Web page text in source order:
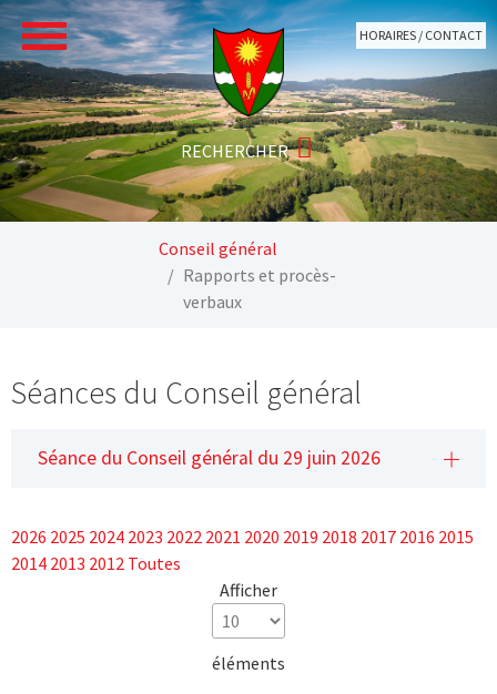
Aller au contenu principal
HORAIRES / CONTACT
Conseil général
Rapports et procès-
verbaux
Séances du Conseil général
Séance du Conseil général du 29 juin 2026
2026 2025 2024 2023 2022 2021 2020 2019 2018 2017 2016 2015
2014 2013 2012 Toutes
Afficher
éléments